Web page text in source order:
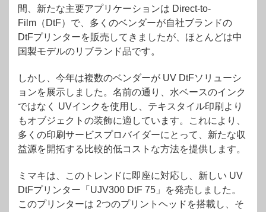
間、新たな主要アプリケーションは Direct-to-
Film（DtF）で、多くのベンダーが自社ブランドの
DtFプリンターを販売してきましたが、ほとんどは中
国製モデルのリブランド品です。
しかし、今年は複数のベンダーが UV DtFソリューシ
ョンを展示しました。名前の通り、水ベースのインク
ではなく UVインクを使用し、テキスタイル印刷より
もオブジェクトの装飾に適しています。これにより、
多くの印刷サービスプロバイダーにとって、新たな収
益源を開拓する比較的低コストな方法を提供します。
ミマキは、このトレンドに即座に対応し、新しい UV
DtFプリンター「UJV300 DtF 75」を発売しました。
このプリンターは 2つのプリントヘッドを搭載し、そ